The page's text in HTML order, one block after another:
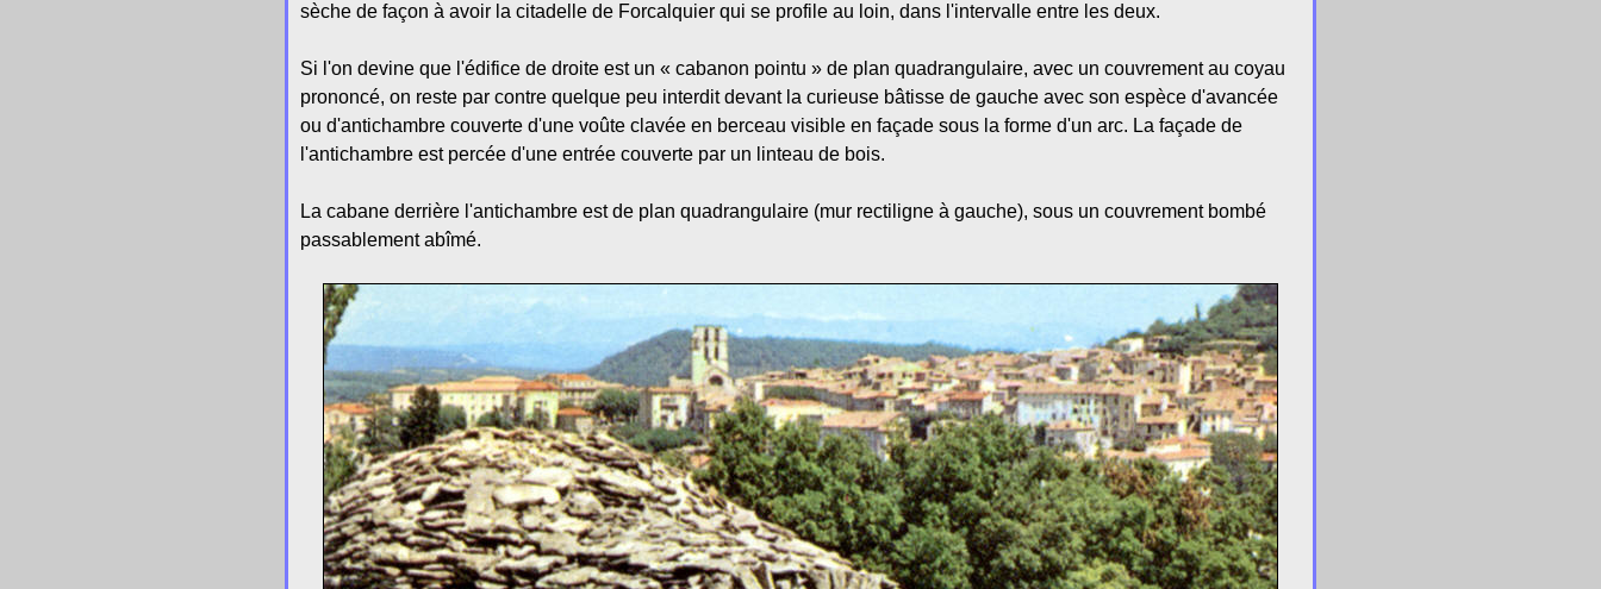
sèche de façon à avoir la citadelle de Forcalquier qui se profile au loin, dans l'intervalle entre les deux.
Si l'on devine que l'édifice de droite est un « cabanon pointu » de plan quadrangulaire, avec un couvrement au coyau
prononcé, on reste par contre quelque peu interdit devant la curieuse bâtisse de gauche avec son espèce d'avancée
ou d'antichambre couverte d'une voûte clavée en berceau visible en façade sous la forme d'un arc. La façade de
l'antichambre est percée d'une entrée couverte par un linteau de bois.
La cabane derrière l'antichambre est de plan quadrangulaire (mur rectiligne à gauche), sous un couvrement bombé
passablement abîmé.